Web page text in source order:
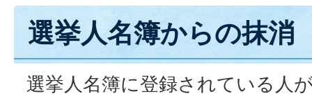
選挙人名簿からの抹消
選挙人名簿に登録されている人